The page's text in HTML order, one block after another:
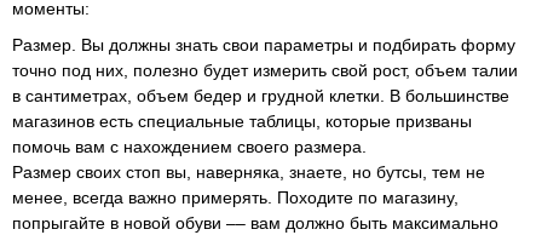
моменты:
Размер. Вы должны знать свои параметры и подбирать форму
точно под них, полезно будет измерить свой рост, объем талии
в сантиметрах, объем бедер и грудной клетки. В большинстве
магазинов есть специальные таблицы, которые призваны
помочь вам с нахождением своего размера.
Размер своих стоп вы, наверняка, знаете, но бутсы, тем не
менее, всегда важно примерять. Походите по магазину,
попрыгайте в новой обуви ‒‒ вам должно быть максимально